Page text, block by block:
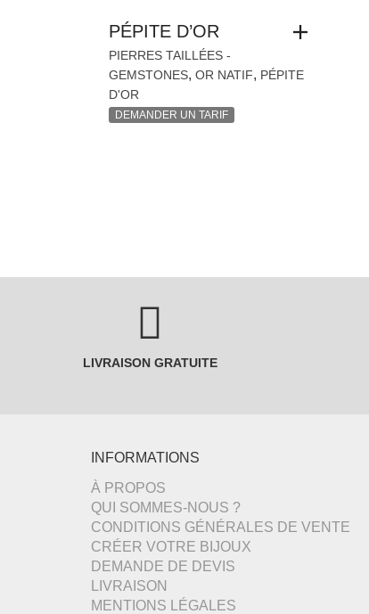
PÉPITE D’OR
PIERRES TAILLÉES -
GEMSTONES, OR NATIF, PÉPITE
D'OR
DEMANDER UN TARIF
LIVRAISON GRATUITE
INFORMATIONS
À PROPOS
QUI SOMMES-NOUS ?
CONDITIONS GÉNÉRALES DE VENTE
CRÉER VOTRE BIJOUX
DEMANDE DE DEVIS
LIVRAISON
MENTIONS LÉGALES